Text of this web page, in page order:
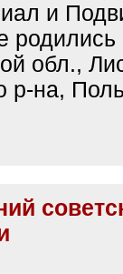
и
обл.,
р-на,